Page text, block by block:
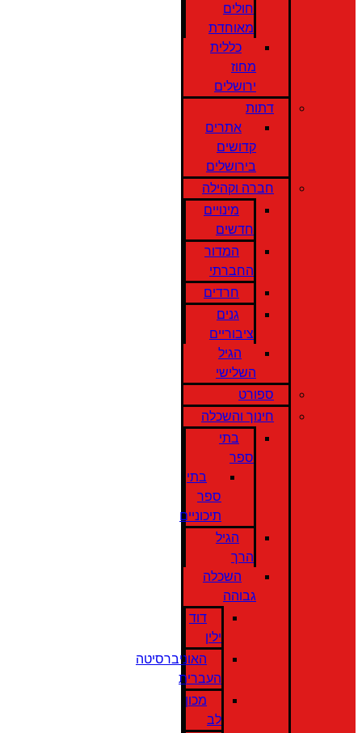
חולים
מאוחדת
כללית
מחוז
ירושלים
דתות
אתרים
קדושים
בירושלים
חברה וקהילה
מינויים
חדשים
המדור
החברתי
חרדים
גנים
ציבוריים
הגיל
השלישי
ספורט
חינוך והשכלה
בתי
ספר
בתי
ספר
תיכוניים
הגיל
הרך
השכלה
גבוהה
דוד
ילין
האוניברסיטה
העברית
מכון
לב